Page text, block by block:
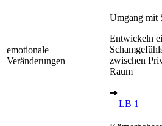
emotionale
Veränderungen
Umgang mit
Entwickeln
zwischen
Raum
➔
LB 1